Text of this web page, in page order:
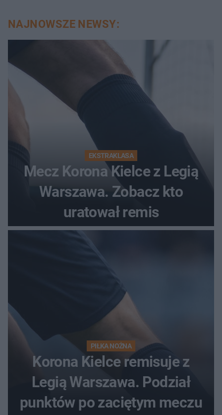
NAJNOWSZE NEWSY:
EKSTRAKLASA
Mecz Korona Kielce z Legią
Warszawa. Zobacz kto
uratował remis
PIŁKA NOŻNA
Korona Kielce remisuje z
Legią Warszawa. Podział
punktów po zaciętym meczu